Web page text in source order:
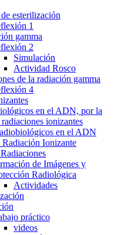
esterilización
1
gamma
2
Simulación
Actividad Rosco
de la radiación gamma
4
en el ADN, por la
ionizantes
en el ADN
Radiación Ionizante
de Imágenes y
Radiológica
Actividades
práctico
videos